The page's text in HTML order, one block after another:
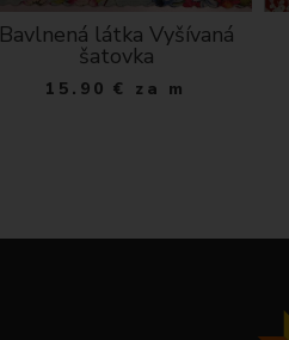
Bavlnená látka Vyšívaná
šatovka
15.90 € za m